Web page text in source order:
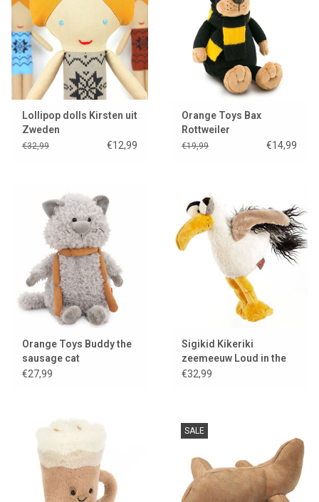
De meeuw die langsvliegt in van Sigikid en heetLoud in the Cloud
Je kan hem ook kopen in onze winkel, zolang de voorraad strekt
natuurlijk.
Lollipop dolls Kirsten uit
Zweden
€32,99 €12,99
Orange Toys Bax
Rottweiler
€19,99 €14,99
Orange Toys Buddy the
sausage cat
€27,99
Sigikid Kikeriki
zeemeeuw Loud in the
Cloud / meeuw
€32,99
SALE